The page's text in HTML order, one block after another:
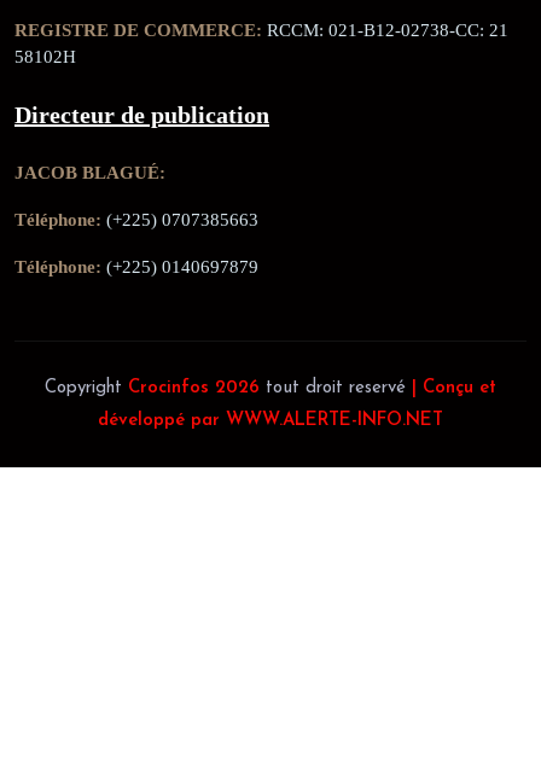
REGISTRE DE COMMERCE: RCCM: 021-B12-02738-CC: 21
58102H
Directeur de publication
JACOB BLAGUÉ:
Téléphone: (+225) 0707385663
Téléphone: (+225) 0140697879
Copyright Crocinfos 2026 tout droit reservé
| Conçu et
développé par WWW.ALERTE-INFO.NET